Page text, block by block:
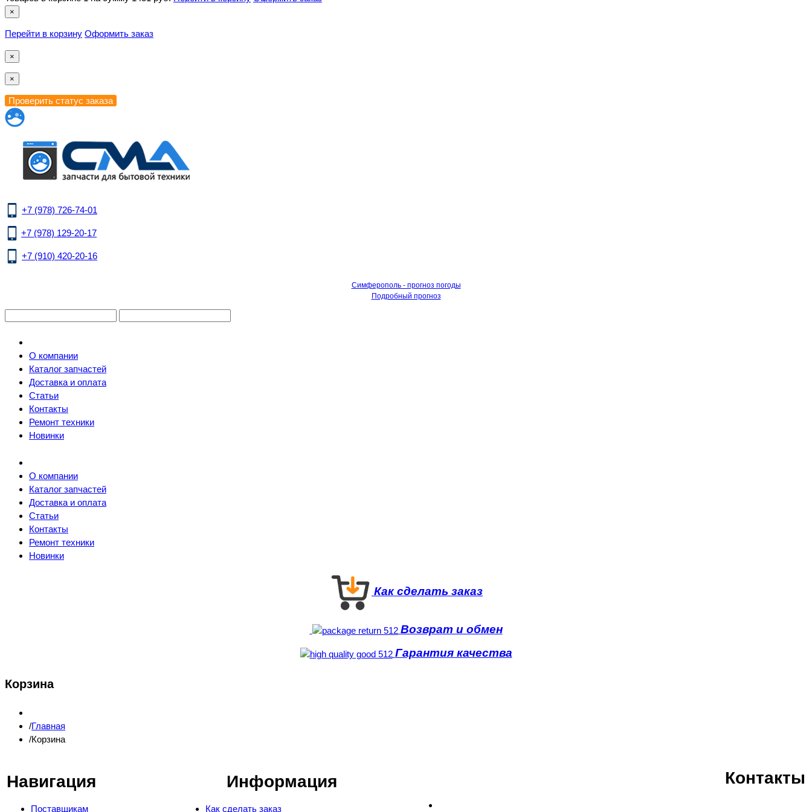
×
Перейти в корзину Оформить заказ
×
×
+7 (978) 726-74-01
+7 (978) 129-20-17
+7 (910) 420-20-16
Симферополь - прогноз погоды
Подробный прогноз
О компании
Каталог запчастей
Доставка и оплата
Статьи
Контакты
Ремонт техники
Новинки
О компании
Каталог запчастей
Доставка и оплата
Статьи
Контакты
Ремонт техники
Новинки
Как сделать заказ
Возврат и обмен
Гарантия качества
Корзина
Главная
Корзина
Навигация
Поставщикам
Информация
Как сделать заказ
Контакты